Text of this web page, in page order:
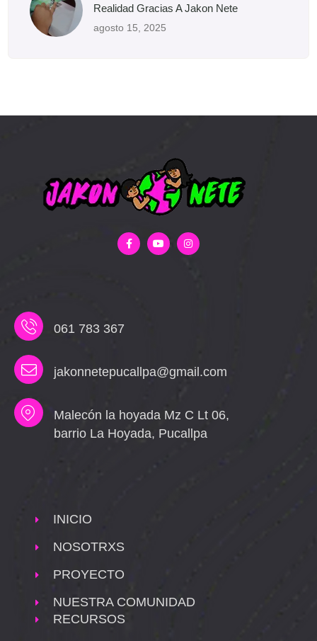
Realidad Gracias A Jakon Nete
agosto 15, 2025
061 783 367
jakonnetepucallpa@gmail.com
Malecón la hoyada Mz C Lt 06,
barrio La Hoyada, Pucallpa
INICIO
NOSOTRXS
PROYECTO
NUESTRA COMUNIDAD
RECURSOS